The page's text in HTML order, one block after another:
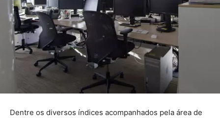
Dentre os diversos índices acompanhados pela área de